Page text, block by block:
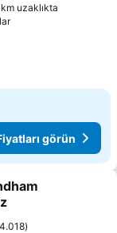
uzaklıkta
Fiyatları görün
görün
ekle
4.018